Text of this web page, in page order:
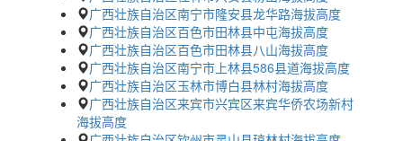
广西壮族自治区南宁市隆安县龙华路海拔高度
广西壮族自治区百色市田林县中屯海拔高度
广西壮族自治区百色市田林县八山海拔高度
广西壮族自治区南宁市上林县586县道海拔高度
广西壮族自治区玉林市博白县林村海拔高度
广西壮族自治区来宾市兴宾区来宾华侨农场新村
海拔高度